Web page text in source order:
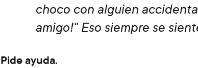
choco con alguien
amigo!" Eso siempre se
Pide ayuda.